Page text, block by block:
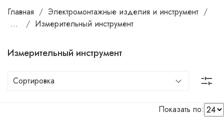
Главная
Электромонтажные изделия и инструмент
...
Измерительный инструмент
Измерительный инструмент
Показать по: